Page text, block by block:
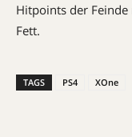
Hitpoints der
Fett.
TAGS PS4 XOne